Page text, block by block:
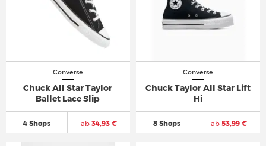
Converse
Chuck All Star Taylor
Ballet Lace Slip
4 Shops ab34,93 €
Converse
Chuck Taylor All Star Lift
Hi
8 Shops ab 53,99 €